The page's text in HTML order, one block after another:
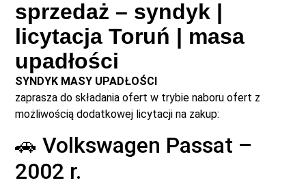
sprzedaż – syndyk |
licytacja Toruń | masa
upadłości
SYNDYK MASY UPADŁOŚCI
zaprasza do składania ofert w trybie naboru ofert z
możliwością dodatkowej licytacji na zakup:
🚗 Volkswagen Passat –
2002 r.